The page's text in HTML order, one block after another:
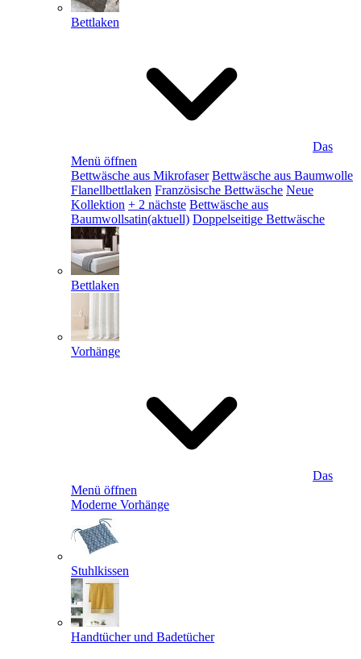
Bettlaken
Das
Menü öffnen
Bettwäsche aus Mikrofaser Bettwäsche aus Baumwolle
Flanellbettlaken Französische Bettwäsche Neue
Kollektion + 2 nächste Bettwäsche aus
Baumwollsatin(aktuell) Doppelseitige Bettwäsche
Bettlaken
Vorhänge
Das
Menü öffnen
Moderne Vorhänge
Stuhlkissen
Handtücher und Badetücher